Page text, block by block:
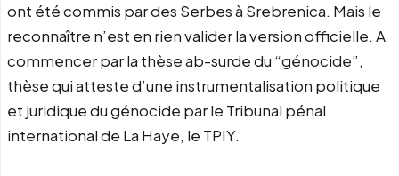
ont été commis par des Serbes à Srebrenica. Mais le
reconnaître n’est en rien valider la version officielle. A
commencer par la thèse ab-surde du “génocide”,
thèse qui atteste d’une instrumentalisation politique
et juridique du génocide par le Tribunal pénal
international de La Haye, le TPIY.